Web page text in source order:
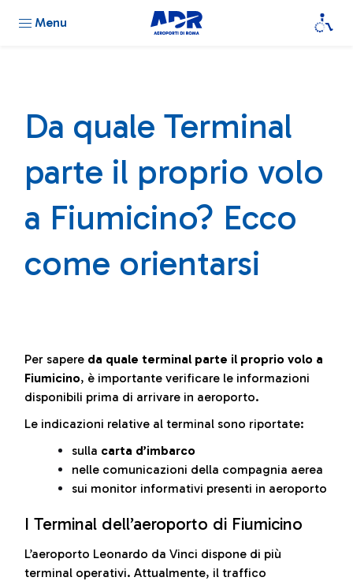
Menu
Da quale Terminal
parte il proprio volo
a Fiumicino? Ecco
come orientarsi
Per sapere da quale terminal parte il proprio volo a
Fiumicino, è importante verificare le informazioni
disponibili prima di arrivare in aeroporto.
Le indicazioni relative al terminal sono riportate:
sulla carta d’imbarco
nelle comunicazioni della compagnia aerea
sui monitor informativi presenti in aeroporto
I Terminal dell’aeroporto di Fiumicino
L’aeroporto Leonardo da Vinci dispone di più
terminal operativi. Attualmente, il traffico